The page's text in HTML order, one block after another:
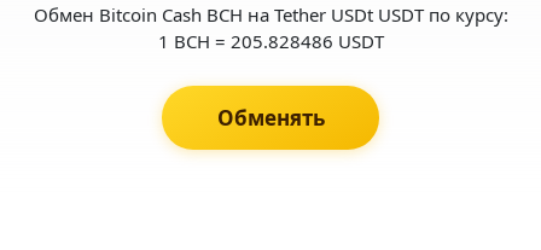
Обмен Bitcoin Cash BCH на Tether USDt USDT по курсу:
1 BCH = 205.828486 USDT
Обменять